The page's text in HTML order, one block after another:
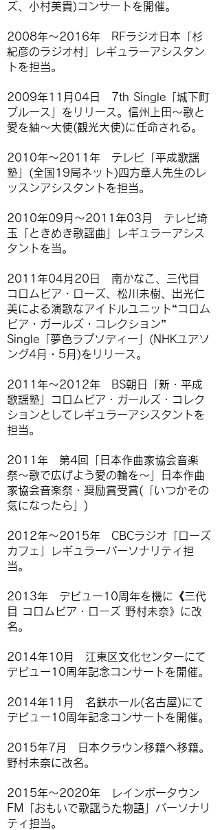
ズ、小村美貴)コンサートを開催。
2008年〜2016年 RFラジオ日本「杉
紀彦のラジオ村」レギュラーアシスタン
トを担当。
2009年11月04日 7th Single「城下町
ブルース」をリリース。信州上田〜歌と
愛を紬〜大使(観光大使)に任命される。
2010年〜2011年 テレビ「平成歌謡
塾」(全国19局ネット)四方章人先生のレ
ッスンアシスタントを担当。
2010年09月〜2011年03月 テレビ埼
玉「ときめき歌謡曲」レギュラーアシス
タントを当。
2011年04月20日 南かなこ、三代目
コロムビア・ローズ、松川未樹、出光仁
美による演歌なアイドルユニット“コロム
ビア・ガールズ・コレクション”
Single「夢色ラプソディー」(NHKユアソ
ング4月・5月)をリリース。
2011年〜2012年 BS朝日「新・平成
歌謡塾」コロムビア・ガールズ・コレク
ションとしてレギュラーアシスタントを
担当。
2011年 第4回「日本作曲家協会音楽
祭〜歌で広げよう愛の輪を〜」日本作曲
家協会音楽祭・奨励賞受賞(「いつかその
気になったら」)
2012年〜2015年 CBCラジオ「ローズ
カフェ」レギュラーパーソナリティ担
当。
2013年 デビュー10周年を機に《三代
目 コロムビア・ローズ 野村未奈》に改
名。
2014年10月 江東区文化センターにて
デビュー10周年記念コンサートを開催。
2014年11月 名鉄ホール(名古屋)にて
デビュー10周年記念コンサートを開催。
2015年7月 日本クラウン移籍へ移籍。
野村未奈に改名。
2015年〜2020年 レインボータウン
FM「おもいで歌謡うた物語」パーソナリ
ティ担当。